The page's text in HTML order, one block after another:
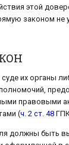
этой
законом не
их органы
правовыми
(ч. 2 ст. 48
должны быть